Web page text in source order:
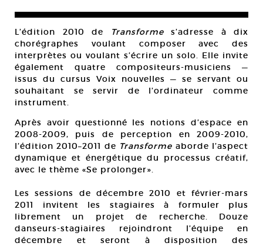
L’édition 2010 de Transformes’adresse à dix
chorégraphes voulant composer avec des
interprètes ou voulant s’écrire un solo. Elle invite
également quatre compositeurs-musiciens —
issus du cursus Voix nouvelles — se servant ou
souhaitant se servir de l’ordinateur comme
instrument.
Après avoir questionné les notions d’espace en
2008-2009, puis de perception en 2009-2010,
l’édition 2010–2011 de Transforme aborde l’aspect
dynamique et énergétique du processus créatif,
avec le thème «Se prolonger».
Les sessions de décembre 2010 et février-mars
2011 invitent les stagiaires à formuler plus
librement un projet de recherche. Douze
danseurs-stagiaires rejoindront l’équipe en
décembre et seront à disposition des